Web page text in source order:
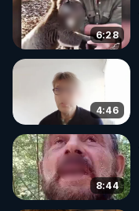
6:28
4:46
8:44